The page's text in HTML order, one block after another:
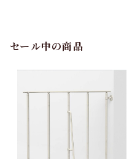
セール中の商品